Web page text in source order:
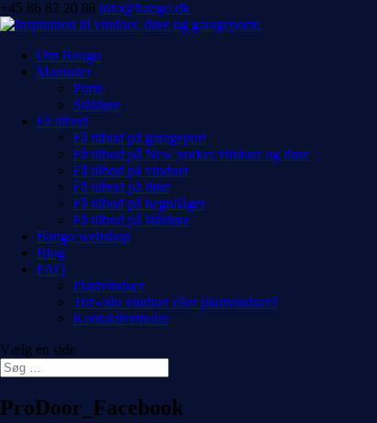
+45 86 82 20 88 info@bango.dk
Om Bango
Manualer
Porte
Ståldøre
Få tilbud
Få tilbud på garageport
Få tilbud på New yorker vinduer og døre
Få tilbud på vinduer
Få tilbud på døre
Få tilbud på hegn/låger
Få tilbud på ståldøre
Bango webshop
Blog
FAQ
Plastvinduer
Træ-/alu vinduer eller plastvinduer?
Kontaktformular
Vælg en side
ProDoor_Facebook